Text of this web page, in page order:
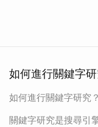
如何進行關鍵字
如何進行關鍵字研究
關鍵字研究是搜尋引